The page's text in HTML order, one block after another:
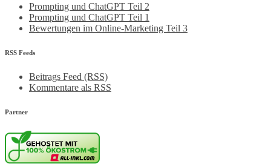
Prompting und ChatGPT Teil 2
Prompting und ChatGPT Teil 1
Bewertungen im Online-Marketing Teil 3
RSS Feeds
Beitrags Feed (RSS)
Kommentare als RSS
Partner